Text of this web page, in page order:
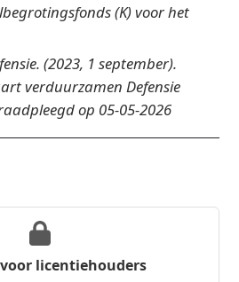
(K) voor het
(2023, 1 september).
verduurzamen Defensie
op 05-05-2026
licentiehouders